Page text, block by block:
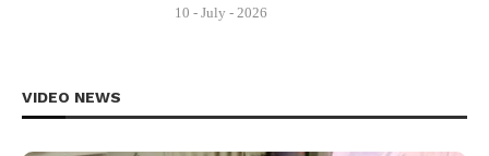
10 - July - 2026
VIDEO NEWS